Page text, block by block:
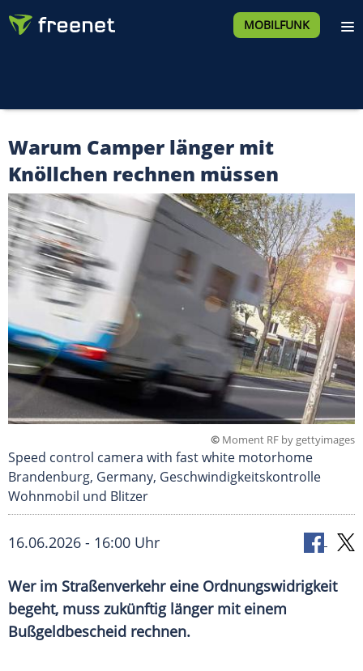
MOBILFUNK
Warum Camper länger mit
Knöllchen rechnen müssen
© Moment RF by gettyimages
Speed control camera with fast white motorhome
Brandenburg, Germany, Geschwindigkeitskontrolle
Wohnmobil und Blitzer
16.06.2026 - 16:00 Uhr
Wer im Straßenverkehr eine Ordnungswidrigkeit
begeht, muss zukünftig länger mit einem
Bußgeldbescheid rechnen.